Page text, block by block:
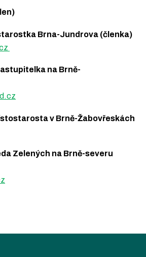
Brna-Jundrova (členka)
na Brně-
v Brně-Žabovřeskách
Zelených na Brně-severu